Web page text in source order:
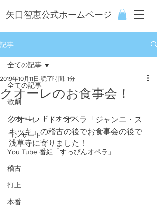
矢口智恵公式ホームページ
記事
全ての記事
歌劇
クオーレ・ド・オペラ
コンサート
You Tube 番組「すっぴんオペラ」
稽古
打上
本番
全ての記事
クオーレのお食事会！
2019年10月11日 読了時間: 1分
クオーレ・ド・オペラ「ジャンニ・ス
キッキ」の稽古の後でお食事会の後で
浅草寺に寄りました！